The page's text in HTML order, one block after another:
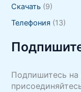
Скачать (9)
Телефония (13)
Подпишитесь